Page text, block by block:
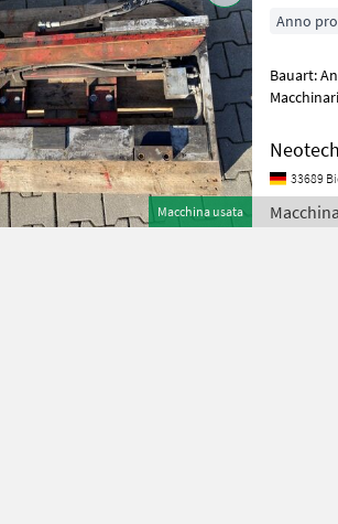
Macchina usata
Anno
Bauart:
33689